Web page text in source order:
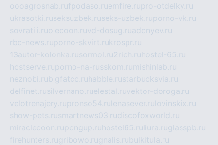
oooagrosnab.rufpodaso.ruemfire.rupro-otdelky.ru
ukrasotki.ruseksuzbek.ruseks-uzbek.ruporno-vk.ru
sovratili.ruolecoon.ruvd-dosug.ruadonyev.ru
rbc-news.ruporno-skvirt.rukrospr.ru
13autor-kolonka.rusormol.ru2rich.ru hostel-65.ru
hostserve.ruporno-na-russkom.ru mishinlab.ru
neznobi.rubigfatcc.ru habble.rustarbucksvia.ru
delfinet.rusilvernano.ruelestal.ruvektor-doroga.ru
velotrenajery.rupronso54.ru lenasever.ru lovinskix.ru
show-pets.rusmartnews03.rudiscofoxworld.ru
miraclecoon.rupongup.ru hostel65.ru liura.ruglasspb.ru
firehunters.rugribowo.rugnalis.rubulkitula.ru